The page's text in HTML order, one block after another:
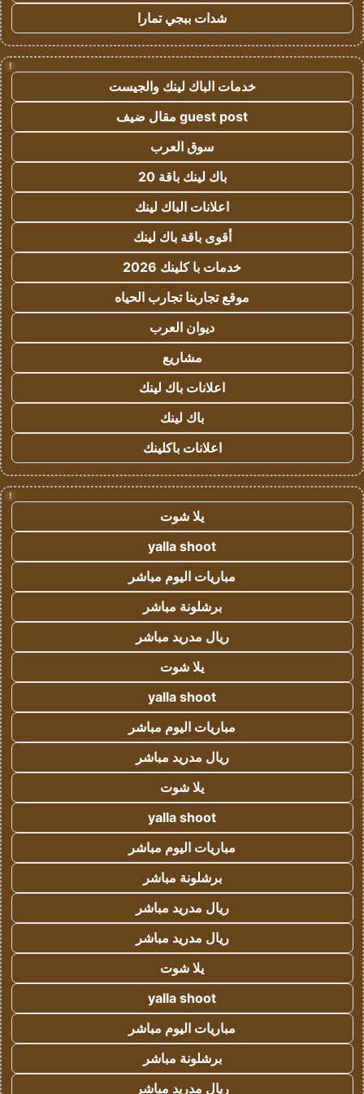
شدات ببجي تمارا
!
خدمات الباك لينك والجيست
guest post مقال ضيف
سوق العرب
باك لينك باقة 20
اعلانات الباك لينك
أقوى باقة باك لينك
خدمات با كلينك 2026
موقع تجاربنا تجارب الحياه
ديوان العرب
مشاريع
اعلانات باك لينك
باك لينك
اعلانات باكلينك
!
يلا شوت
yalla shoot
مباريات اليوم مباشر
برشلونة مباشر
ريال مدريد مباشر
يلا شوت
yalla shoot
مباريات اليوم مباشر
ريال مدريد مباشر
يلا شوت
yalla shoot
مباريات اليوم مباشر
برشلونة مباشر
ريال مدريد مباشر
ريال مدريد مباشر
يلا شوت
yalla shoot
مباريات اليوم مباشر
برشلونة مباشر
ريال مدريد مباشر